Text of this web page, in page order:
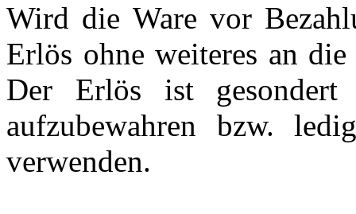
Wird die Ware vor
Erlös ohne weiteres an
Der Erlös ist
aufzubewahren bzw.
verwenden.